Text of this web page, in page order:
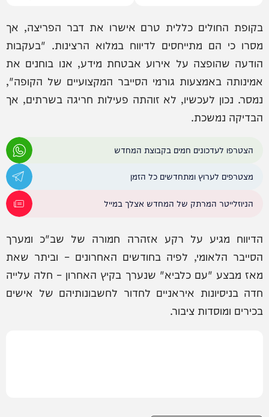
בקופת החולים כללית טרם אישרו את דבר הפריצה, אך
מסרו כי הם מתייחסים לדיווח במלוא הרצינות. "בעקבות
הודעה שהופצה על אירוע אבטחת מידע, אנו בוחנים את
אמינותה באמצעות גורמי הסייבר המקצועיים של הקופה",
נמסר. נכון לעכשיו, לא זוהתה פעילות חריגה בשרתים, אך
הבדיקה נמשכת.
הצטרפו לעדכונים חמים בקבוצת המחדש
מצטרפים לערוץ ומתחדשים כל הזמן
הניוזלייטר המרתק של המחדש אצלך במייל
הדיווח מגיע על רקע אזהרה חמורה של שב"כ ומערך
הסייבר הלאומי, לפיה בחודשים האחרונים – וביתר שאת
מאז מבצע "עם כלביא" שנערך בקיץ האחרון – חלה עלייה
חדה בניסיונות איראניים לחדור לחשבונותיהם של אישים
בכירים ומוסדות ציבור.